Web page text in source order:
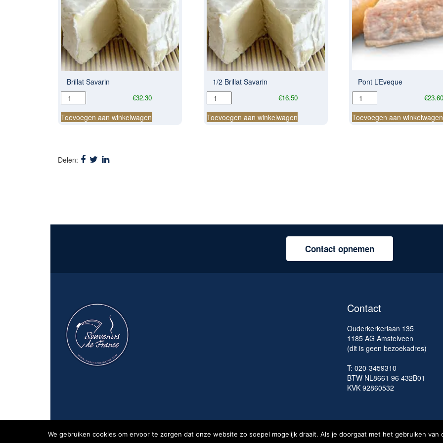
Brillat Savarin
€32.30
Brillat
Savarin
aantal
Toevoegen aan winkelwagen
1/2 Brillat Savarin
€16.50
1/2
Brillat
Savarin
aantal
Toevoegen aan winkelwagen
Pont L’Eveque
€23.60
Pont
L'Eveque
aantal
Toevoegen aan winkelwagen
Delen:
Contact opnemen
Contact
Ouderkerkerlaan 135
1185 AG Amstelveen
(dit is geen bezoekadres)
T: 020-3459310
BTW NL8661 96 432B01
KVK 92860532
We gebruiken cookies om ervoor te zorgen dat onze website zo soepel mogelijk draait. Als je doorgaat met het gebruiken